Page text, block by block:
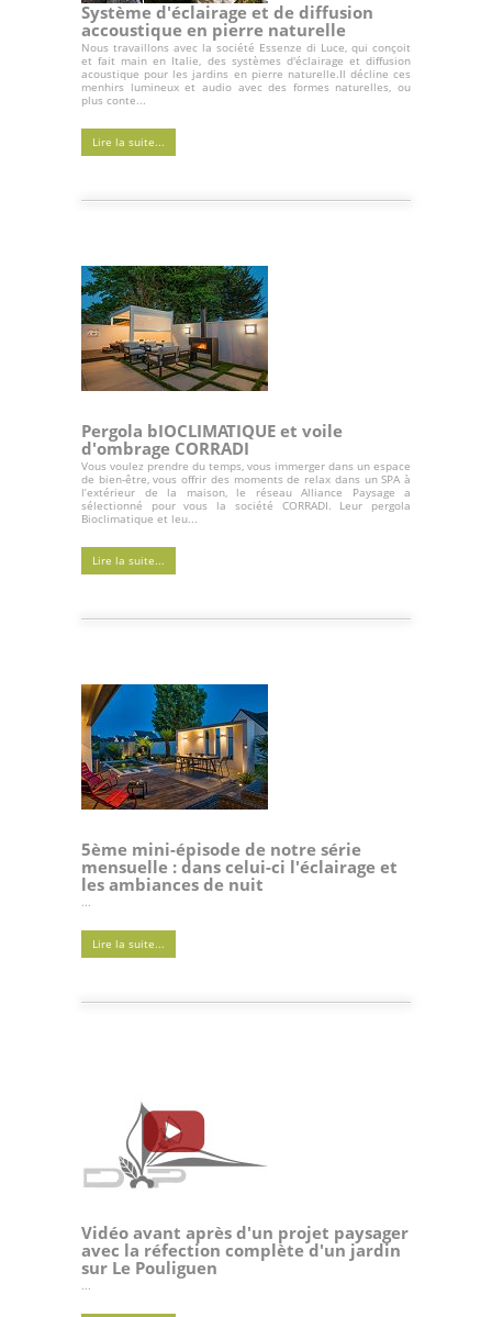
Système d'éclairage et de diffusion
accoustique en pierre naturelle
Nous travaillons avec la société Essenze di Luce, qui conçoit
et fait main en Italie, des systèmes d'éclairage et diffusion
acoustique pour les jardins en pierre naturelle.Il décline ces
menhirs lumineux et audio avec des formes naturelles, ou
plus conte...
Lire la suite...
Pergola bIOCLIMATIQUE et voile
d'ombrage CORRADI
Vous voulez prendre du temps, vous immerger dans un espace
de bien-être, vous offrir des moments de relax dans un SPA à
l’extérieur de la maison, le réseau Alliance Paysage a
sélectionné pour vous la société CORRADI. Leur pergola
Bioclimatique et leu...
Lire la suite...
5ème mini-épisode de notre série
mensuelle : dans celui-ci l'éclairage et
les ambiances de nuit
...
Lire la suite...
Vidéo avant après d'un projet paysager
avec la réfection complète d'un jardin
sur Le Pouliguen
...